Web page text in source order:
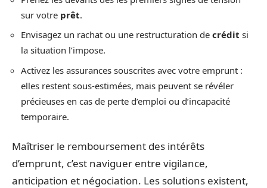
sur votre prêt.
Envisagez un rachat ou une restructuration de crédit si
la situation l’impose.
Activez les assurances souscrites avec votre emprunt :
elles restent sous-estimées, mais peuvent se révéler
précieuses en cas de perte d’emploi ou d’incapacité
temporaire.
Maîtriser le remboursement des intérêts
d’emprunt, c’est naviguer entre vigilance,
anticipation et négociation. Les solutions existent,